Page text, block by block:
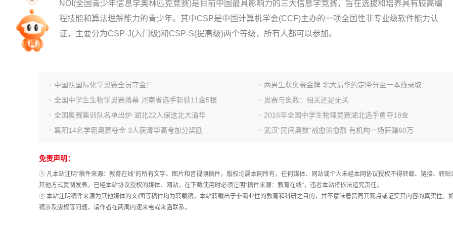
NOI(全国青少年信息学奥林匹克竞赛)是目前中国最具影响力的三大信息学竞赛，旨在选拔和培养具有较高编
程技能和算法理解能力的青少年。其中CSP是中国计算机学会(CCF)主办的一项全国性非专业级软件能力认
证，主要分为CSP-J(入门级)和CSP-S(提高级)两个等级，所有人都可以参加。
中国队国际化学奥赛全员夺金！
两男生获奥赛金牌 北大清华约定降分至一本线录取
全国中学生生物学奥赛落幕 河南省选手斩获11金5银
奥赛与奥数：相关还是无关
全国奥赛集训队名单出炉 湖北22人保送北大清华
2016年全国中学生物理竞赛湖北选手勇夺18金
襄阳14名学霸奥赛夺金 3人获清华高考加分奖励
武汉“民间奥数”战愈演愈烈 有机构一场狂赚60万
免责声明：
① 凡本站注明“稿件来源：教育在线”的所有文字、图片和音视频稿件，版权均属本网所有，任何媒体、网站或个人未经本网协议授权不得转载、链接、转贴
其他方式复制发表。已经本站协议授权的媒体、网站，在下载使用时必须注明“稿件来源：教育在线”，违者本站将依法追究责任。
② 本站注明稿件来源为其他媒体的文/图等稿件均为转载稿，本站转载出于非商业性的教育和科研之目的，并不意味着赞同其观点或证实其内容的真实性。
稿涉及版权等问题，请作者在两周内速来电或来函联系。
专家指导课
高考真题